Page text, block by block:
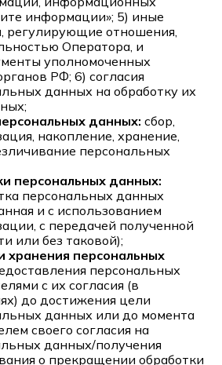
информации»; 5) иные
регулирующие отношения,
Оператора, и
уполномоченных
РФ; 6) согласия
данных на обработку их
данных: сбор,
накопление, хранение,
персональных
персональных данных:
персональных данных
и с использованием
с передачей полученной
или без таковой);
хранения персональных
персональных
с их согласия (в
до достижения цели
данных или до момента
своего согласия на
данных/получения
о прекращении обработки